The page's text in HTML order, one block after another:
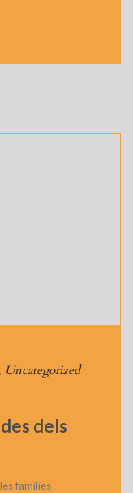
Uncategorized
dels
famílies